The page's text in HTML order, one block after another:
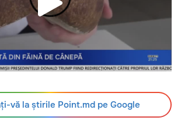
vă la știrile Point.md pe Google